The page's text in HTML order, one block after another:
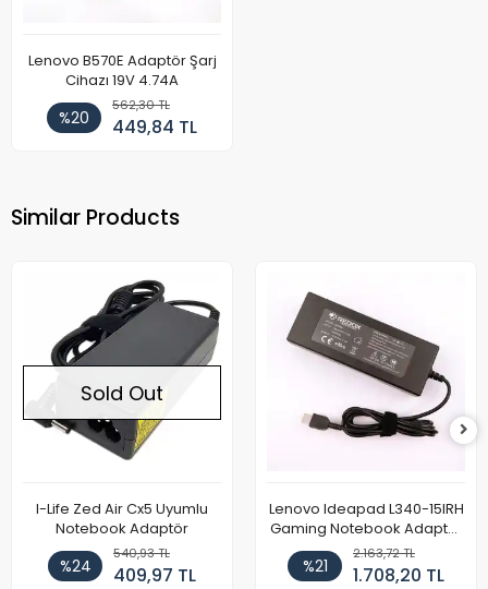
Lenovo B570E Adaptör Şarj
Cihazı 19V 4.74A
%20
562,30 TL
449,84 TL
Similar Products
Sold Out
I-Life Zed Air Cx5 Uyumlu
Notebook Adaptör
%24
540,93 TL
409,97 TL
Lenovo Ideapad L340-15IRH
Gaming Notebook Adaptör
Cihazı Şarj Aleti (150W)
%21
2.163,72 TL
1.708,20 TL